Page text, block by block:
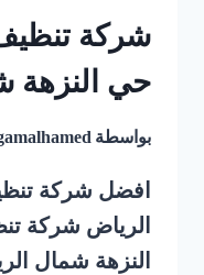
شركة
حي النزهة
بواسطة
افضل شركة
الرياض شركة
النزهة شمال